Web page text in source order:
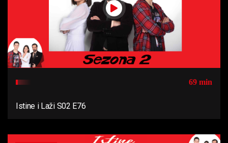
69 min
Istine i Laži S02 E76